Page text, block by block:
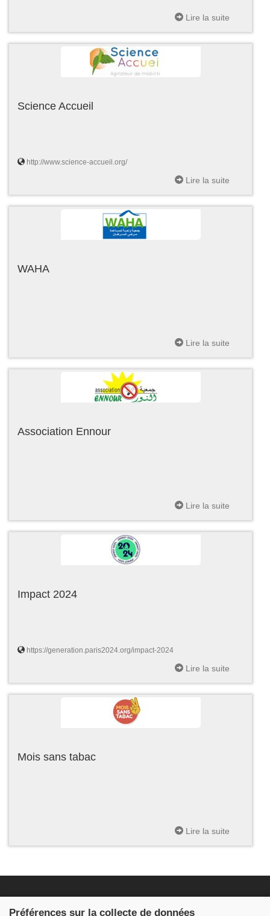
Lire la suite
Science Accueil
http://www.science-accueil.org/
Lire la suite
WAHA
Lire la suite
Association Ennour
Lire la suite
Impact 2024
https://generation.paris2024.org/impact-2024
Lire la suite
Mois sans tabac
Lire la suite
Préférences sur la collecte de données